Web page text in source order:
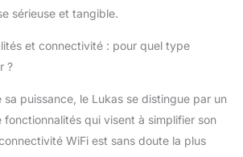
sérieuse et tangible.
et connectivité : pour quel type
?
sa puissance, le Lukas se distingue par un
fonctionnalités qui visent à simplifier son
WiFi est sans doute la plus